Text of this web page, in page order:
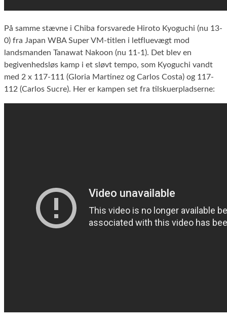
På samme stævne i Chiba forsvarede Hiroto Kyoguchi (nu 13-
0) fra Japan WBA Super VM-titlen i letfluevægt mod
landsmanden Tanawat Nakoon (nu 11-1). Det blev en
begivenhedsløs kamp i et sløvt tempo, som Kyoguchi vandt
med 2 x 117-111 (Gloria Martinez og Carlos Costa) og 117-
112 (Carlos Sucre). Her er kampen set fra tilskuerpladserne: